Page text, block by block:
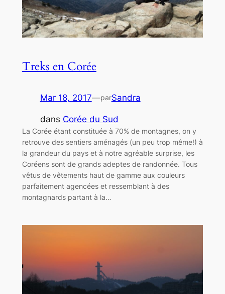
Treks en Corée
Mar 18, 2017—parSandra
dans Corée du Sud
La Corée étant constituée à 70% de montagnes, on y
retrouve des sentiers aménagés (un peu trop même!) à
la grandeur du pays et à notre agréable surprise, les
Coréens sont de grands adeptes de randonnée. Tous
vêtus de vêtements haut de gamme aux couleurs
parfaitement agencées et ressemblant à des
montagnards partant à la…